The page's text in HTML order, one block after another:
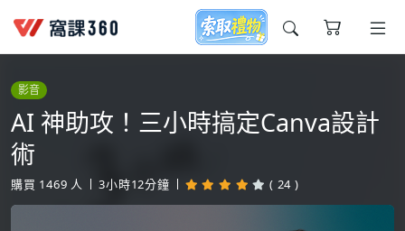
今天想要學什麼?
影音
AI 神助攻！三小時搞定Canva設計
術
購買 1469 人 3小時12分鐘 ( 24 )